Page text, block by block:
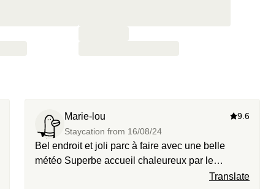
Marie-lou
Staycation from 16/08/24
9.6
Bel endroit et joli parc à faire avec une belle
météo Superbe accueil chaleureux par le
Translate